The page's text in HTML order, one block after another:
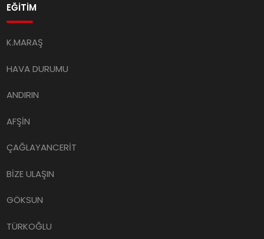
EĞİTİM
K.MARAŞ
HAVA DURUMU
ANDIRIN
AFŞİN
ÇAĞLAYANCERİT
BİZE ULAŞIN
GÖKSUN
TÜRKOĞLU